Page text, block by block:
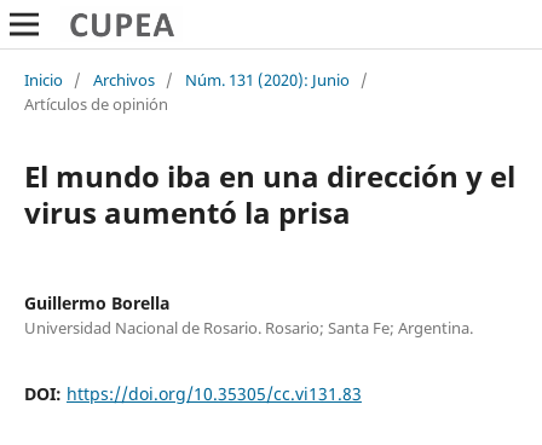
Inicio / Archivos / Núm. 131 (2020): Junio /
Artículos de opinión
El mundo iba en una dirección y el
virus aumentó la prisa
Guillermo Borella
Universidad Nacional de Rosario. Rosario; Santa Fe; Argentina.
DOI: https://doi.org/10.35305/cc.vi131.83